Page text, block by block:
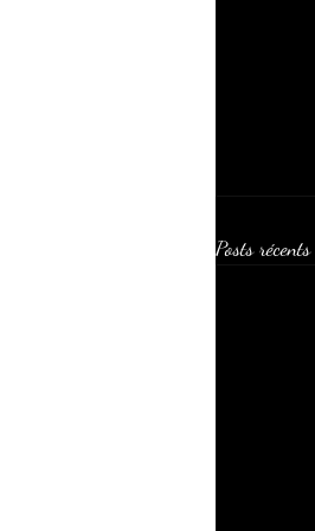
Posts récents